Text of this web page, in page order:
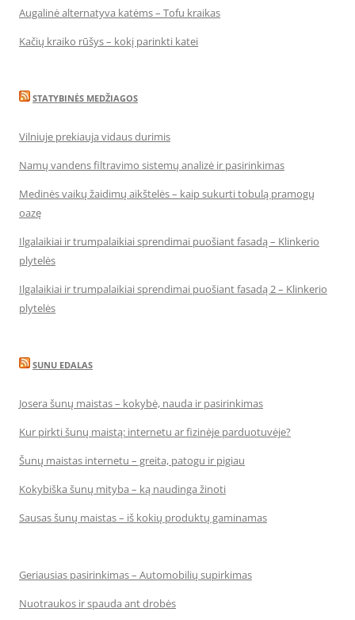
Augalinė alternatyva katėms – Tofu kraikas
Kačių kraiko rūšys – kokį parinkti katei
STATYBINĖS MEDŽIAGOS
Vilniuje prekiauja vidaus durimis
Namų vandens filtravimo sistemų analizė ir pasirinkimas
Medinės vaikų žaidimų aikštelės – kaip sukurti tobulą pramogų
oazę
Ilgalaikiai ir trumpalaikiai sprendimai puošiant fasadą – Klinkerio
plytelės
Ilgalaikiai ir trumpalaikiai sprendimai puošiant fasadą 2 – Klinkerio
plytelės
SUNU EDALAS
Josera šunų maistas – kokybė, nauda ir pasirinkimas
Kur pirkti šunų maistą: internetu ar fizinėje parduotuvėje?
Šunų maistas internetu – greita, patogu ir pigiau
Kokybiška šunų mityba – ką naudinga žinoti
Sausas šunų maistas – iš kokių produktų gaminamas
Geriausias pasirinkimas – Automobilių supirkimas
Nuotraukos ir spauda ant drobės